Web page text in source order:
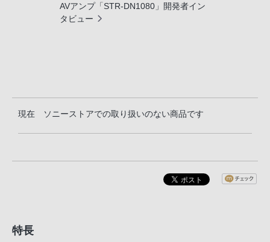
AVアンプ「STR-DN1080」開発者イン
タビュー
現在 ソニーストアでの取り扱いのない商品です
特長